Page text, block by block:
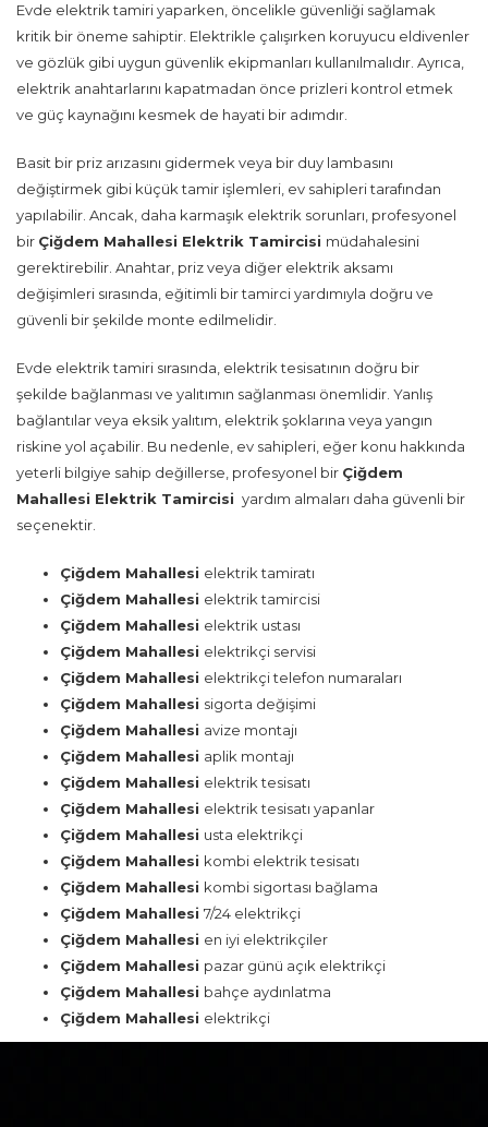
Evde elektrik tamiri yaparken, öncelikle güvenliği sağlamak
kritik bir öneme sahiptir. Elektrikle çalışırken koruyucu eldivenler
ve gözlük gibi uygun güvenlik ekipmanları kullanılmalıdır. Ayrıca,
elektrik anahtarlarını kapatmadan önce prizleri kontrol etmek
ve güç kaynağını kesmek de hayati bir adımdır.
Basit bir priz arızasını gidermek veya bir duy lambasını
değiştirmek gibi küçük tamir işlemleri, ev sahipleri tarafından
yapılabilir. Ancak, daha karmaşık elektrik sorunları, profesyonel
bir Çiğdem Mahallesi Elektrik Tamircisi müdahalesini
gerektirebilir. Anahtar, priz veya diğer elektrik aksamı
değişimleri sırasında, eğitimli bir tamirci yardımıyla doğru ve
güvenli bir şekilde monte edilmelidir.
Evde elektrik tamiri sırasında, elektrik tesisatının doğru bir
şekilde bağlanması ve yalıtımın sağlanması önemlidir. Yanlış
bağlantılar veya eksik yalıtım, elektrik şoklarına veya yangın
riskine yol açabilir. Bu nedenle, ev sahipleri, eğer konu hakkında
yeterli bilgiye sahip değillerse, profesyonel bir Çiğdem
Mahallesi Elektrik Tamircisi yardım almaları daha güvenli bir
seçenektir.
Çiğdem Mahallesi elektrik tamiratı
Çiğdem Mahallesi elektrik tamircisi
Çiğdem Mahallesi elektrik ustası
Çiğdem Mahallesi elektrikçi servisi
Çiğdem Mahallesi elektrikçi telefon numaraları
Çiğdem Mahallesi sigorta değişimi
Çiğdem Mahallesi avize montajı
Çiğdem Mahallesi aplik montajı
Çiğdem Mahallesi elektrik tesisatı
Çiğdem Mahallesi elektrik tesisatı yapanlar
Çiğdem Mahallesi usta elektrikçi
Çiğdem Mahallesi kombi elektrik tesisatı
Çiğdem Mahallesi kombi sigortası bağlama
Çiğdem Mahallesi 7/24 elektrikçi
Çiğdem Mahallesi en iyi elektrikçiler
Çiğdem Mahallesi pazar günü açık elektrikçi
Çiğdem Mahallesi bahçe aydınlatma
Çiğdem Mahallesi elektrikçi